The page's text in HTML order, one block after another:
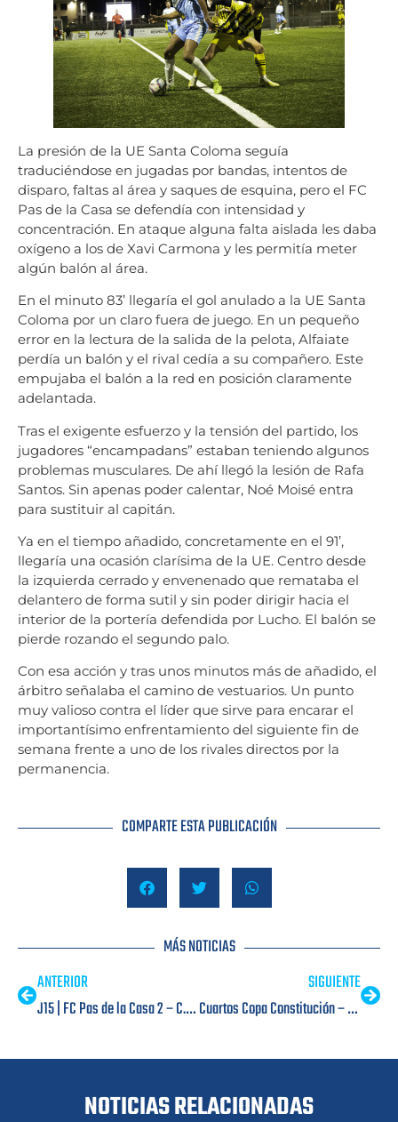
La presión de la UE Santa Coloma seguía
traduciéndose en jugadas por bandas, intentos de
disparo, faltas al área y saques de esquina, pero el FC
Pas de la Casa se defendía con intensidad y
concentración. En ataque alguna falta aislada les daba
oxígeno a los de Xavi Carmona y les permitía meter
algún balón al área.
En el minuto 83’ llegaría el gol anulado a la UE Santa
Coloma por un claro fuera de juego. En un pequeño
error en la lectura de la salida de la pelota, Alfaiate
perdía un balón y el rival cedía a su compañero. Este
empujaba el balón a la red en posición claramente
adelantada.
Tras el exigente esfuerzo y la tensión del partido, los
jugadores “encampadans” estaban teniendo algunos
problemas musculares. De ahí llegó la lesión de Rafa
Santos. Sin apenas poder calentar, Noé Moisé entra
para sustituir al capitán.
Ya en el tiempo añadido, concretamente en el 91’,
llegaría una ocasión clarísima de la UE. Centro desde
la izquierda cerrado y envenenado que remataba el
delantero de forma sutil y sin poder dirigir hacia el
interior de la portería defendida por Lucho. El balón se
pierde rozando el segundo palo.
Con esa acción y tras unos minutos más de añadido, el
árbitro señalaba el camino de vestuarios. Un punto
muy valioso contra el líder que sirve para encarar el
importantísimo enfrentamiento del siguiente fin de
semana frente a uno de los rivales directos por la
permanencia.
COMPARTE ESTA PUBLICACIÓN
MÁS NOTICIAS
ANTERIOR
J15 | FC Pas de la Casa 2 – C.E. Carroi 2
SIGUIENTE
Cuartos Copa Constitución – FC Ordino 1 (3) – FC Pas de la Casa 1(4)
NOTICIAS RELACIONADAS